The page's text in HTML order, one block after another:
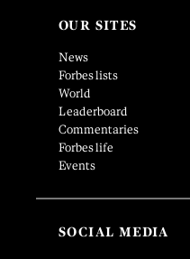
OUR SITES
News
Forbes lists
World
Leaderboard
Commentaries
Forbes life
Events
SOCIAL MEDIA